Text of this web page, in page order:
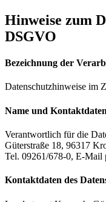
Hinweise zum
DSGVO
Bezeichnung der
Datenschutzhinweise im
Name und
Verantwortlich für die
Güterstraße 18, 96317
Tel. 09261/678-0, E-Mail
Kontaktdaten des